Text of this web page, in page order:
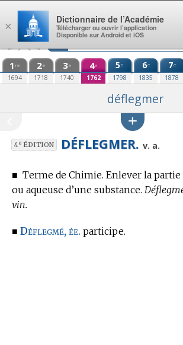
Aller au contenu
1 re
1694
2e
1718
3e
1740
4e
1762
5e
1798
6e
1835
7e
1878
déflegmer
4eÉDITION DÉFLEGMER. v. a.
■ Terme de Chimie. Enlever la
ou aqueuse d’une substance.
vin.
■ Déflegmé, ée. participe.
×
Dictionnaire de l’Académie
Télécharger ou ouvrir l’application
Disponible sur Android et iOS